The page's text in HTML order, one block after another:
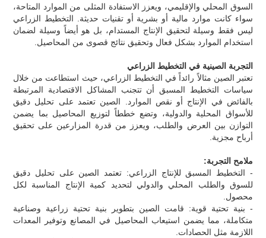
السوق المحلي والإقليمي، ويعزز الاستفادة المثلى من الموارد المتاحة،
سواء كانت موارد مالية أو بشرية أو تقنيات حديثة. التخطيط الزراعي
ليس فقط وسيلة لتحقيق الإنتاج المستدام، بل هو أيضاً وسيلة لضمان
استخدام الموارد بشكل فعال وتحقيق نتائج قصوى من المحاصيل.
التجربة الصينية في التخطيط الزراعي
تعتبر الصين مثالاً رائداً في التخطيط الزراعي، حيث استطاعت من خلال
سياسات التخطيط المسبق أن تتجنب المشاكل الاقتصادية المرتبطة
بالفائض في الإنتاج أو نقص الموارد. الصين تعتمد على تحليل دقيق
للأسواق المحلية والدولية، وتضع خططاً لتوزيع المحاصيل بما يضمن
التوازن بين العرض والطلب، ويعزز من قدرة المزارعين على تحقيق
أرباح مجزية.
ملامح التجربة:
- التخطيط المسبق للإنتاج الزراعي: تعتمد الصين على تحليل دقيق
للسوق والطلب المحلي والدولي لتحديد كمية الإنتاج المناسبة لكل
محصول.
- بنية تحتية قوية: قامت الصين بتطوير بنية تحتية زراعية وصناعية
متكاملة، مما يضمن استيعاب المحاصيل في المصانع وتوفير المعدات
اللازمة مثل الحصادات.